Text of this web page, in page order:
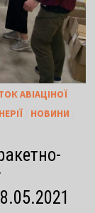
АВІАЦІНОЇ
/ НОВИНИ